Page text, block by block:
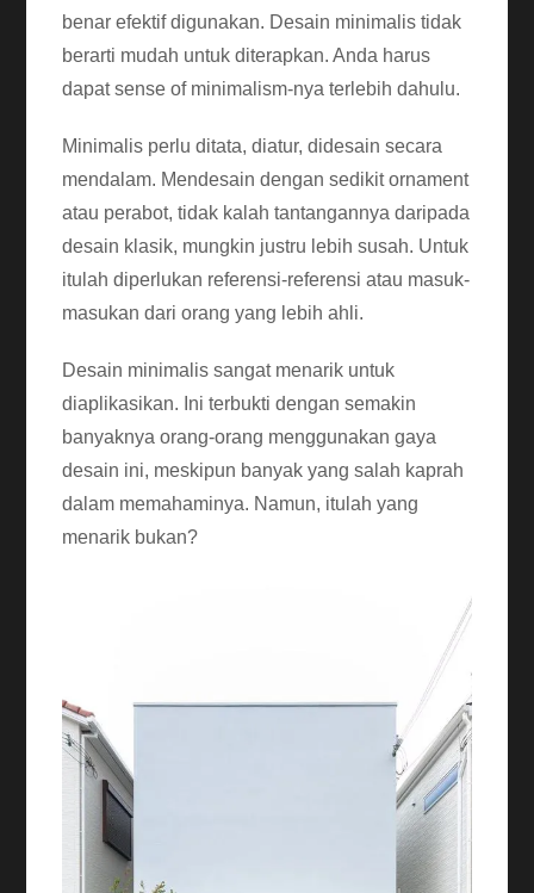
benar efektif digunakan. Desain minimalis tidak
berarti mudah untuk diterapkan. Anda harus
dapat sense of minimalism-nya terlebih dahulu.
Minimalis perlu ditata, diatur, didesain secara
mendalam. Mendesain dengan sedikit ornament
atau perabot, tidak kalah tantangannya daripada
desain klasik, mungkin justru lebih susah. Untuk
itulah diperlukan referensi-referensi atau masuk-
masukan dari orang yang lebih ahli.
Desain minimalis sangat menarik untuk
diaplikasikan. Ini terbukti dengan semakin
banyaknya orang-orang menggunakan gaya
desain ini, meskipun banyak yang salah kaprah
dalam memahaminya. Namun, itulah yang
menarik bukan?